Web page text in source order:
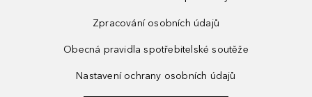
Zpracování osobních údajů
Obecná pravidla spotřebitelské soutěže
Nastavení ochrany osobních údajů